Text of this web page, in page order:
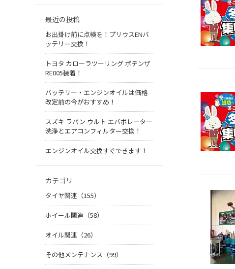
最近の投稿
お出掛け前に点検を！プリウスENバ
ッテリー交換！
トヨタ カローラツーリング ポテンザ
RE005装着！
バッテリー・エンジンオイルは価格
改定前の今がおすすめ！
スズキ ラパン ウルト エバポレーター
洗浄とエアコンフィルター交換！
エンジンオイル交換すぐできます！
カテゴリ
タイヤ関連（155）
ホイール関連（58）
オイル関連（26）
その他メンテナンス（99）